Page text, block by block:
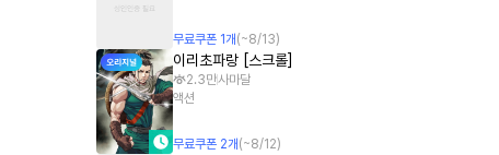
무료쿠폰 1개 (~8/13)
이리초파랑 [스크롤]
2.3만사마달
액션
무료쿠폰 2개 (~8/12)